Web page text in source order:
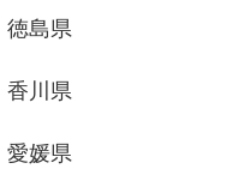
徳島県
香川県
愛媛県